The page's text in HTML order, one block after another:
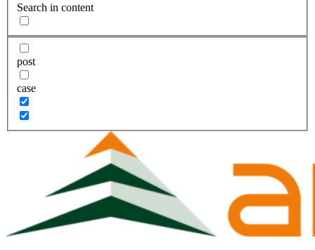
Search in content
post
case